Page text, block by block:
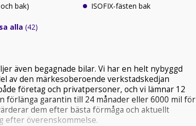
bak)
ISOFIX-fästen bak
alla(42)
även begagnade bilar. Vi har en helt nybyggd
av den märkesoberoende verkstadskedjan
företag och privatpersoner, och vi lämnar 12
förlänga garantin till 24 månader eller 6000 mil för
dem efter bästa förmåga och aktuellt
efter överenskommelse.